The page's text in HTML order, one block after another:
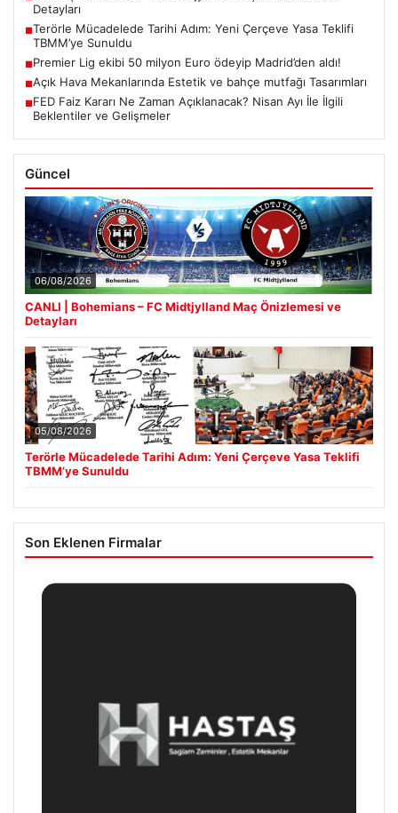
Detayları
■Terörle Mücadelede Tarihi Adım: Yeni Çerçeve Yasa Teklifi
TBMM’ye Sunuldu
■Premier Lig ekibi 50 milyon Euro ödeyip Madrid’den aldı!
■Açık Hava Mekanlarında Estetik ve bahçe mutfağı Tasarımları
■FED Faiz Kararı Ne Zaman Açıklanacak? Nisan Ayı İle İlgili
Beklentiler ve Gelişmeler
Güncel
06/08/2026
CANLI | Bohemians – FC Midtjylland Maç Önizlemesi ve
Detayları
05/08/2026
Terörle Mücadelede Tarihi Adım: Yeni Çerçeve Yasa Teklifi
TBMM’ye Sunuldu
Son Eklenen Firmalar